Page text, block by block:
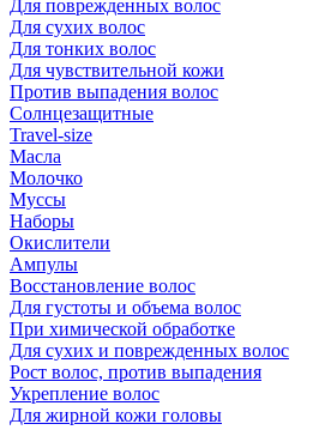
Для поврежденных волос
Для сухих волос
Для тонких волос
Для чувствительной кожи
Против выпадения волос
Солнцезащитные
Travel-size
Масла
Молочко
Муссы
Наборы
Окислители
Ампулы
Восстановление волос
Для густоты и объема волос
При химической обработке
Для сухих и поврежденных волос
Рост волос, против выпадения
Укрепление волос
Для жирной кожи головы